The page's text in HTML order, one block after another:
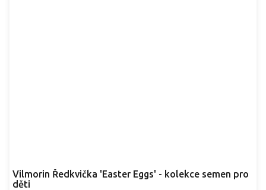
Vilmorin Ředkvička 'Easter Eggs' - kolekce semen pro
děti